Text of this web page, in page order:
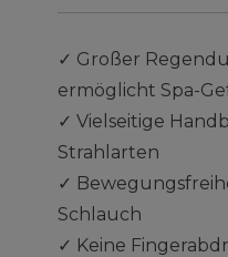
✓ Großer
ermöglicht Spa-
✓ Vielseitige
Strahlarten
✓
Schlauch
✓ Keine